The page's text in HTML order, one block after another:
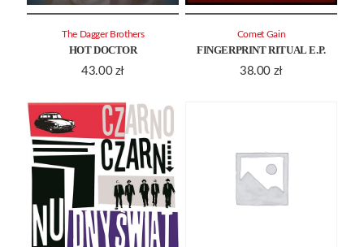
HOT DOCTOR
43.00 zł
The Dagger Brothers
FINGERPRINT RITUAL E.P.
38.00 zł
Comet Gain